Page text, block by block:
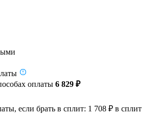
оплаты 6 829 ₽
если брать в сплит: 1 708 ₽ в сплит